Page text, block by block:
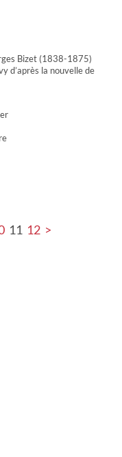
Bizet (1838-1875)
d’après la nouvelle de
11 12 >